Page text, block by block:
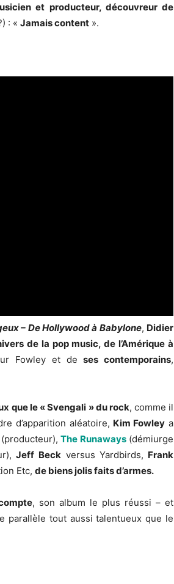
et producteur, découvreur de
: « Jamais content ».
– De Hollywood à Babylone, Didier
de la pop music, de l’Amérique à
Fowley et deses contemporains,
que le « Svengali » du rock, comme il
d’apparition aléatoire, Kim Fowley a
The Runaways(démiurge
Jeff Beck versus Yardbirds, Frank
Etc, de biens jolis faits d’armes.
, son album le plus réussi – et
parallèle tout aussi talentueux que le